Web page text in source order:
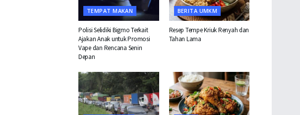
TEMPAT MAKAN
Polisi Selidiki Bigmo Terkait
Ajakan Anak untuk Promosi
Vape dan Rencana Senin
Depan
BERITA UMKM
Resep Tempe Kriuk Renyah dan
Tahan Lama